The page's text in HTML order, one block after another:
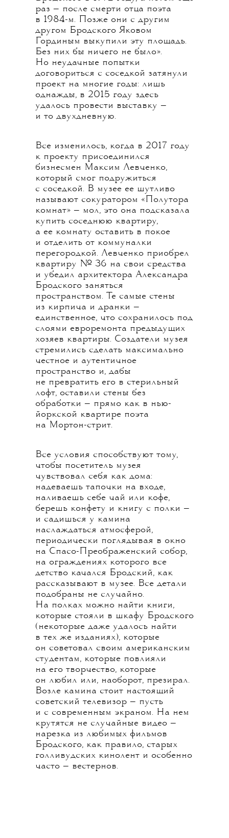
раз — после смерти отца поэта
в 1984-м. Позже они с другим
другом Бродского Яковом
Гординым выкупили эту площадь.
Без них бы ничего не было».
Но неудачные попытки
договориться с соседкой затянули
проект на многие годы: лишь
однажды, в 2015 году здесь
удалось провести выставку —
и то двухдневную.
Все изменилось, когда в 2017 году
к проекту присоединился
бизнесмен Максим Левченко,
который смог подружиться
с соседкой. В музее ее шутливо
называют сокуратором «Полутора
комнат» — мол, это она подсказала
купить соседнюю квартиру,
а ее комнату оставить в покое
и отделить от коммуналки
перегородкой. Левченко приобрел
квартиру № 36 на свои средства
и убедил архитектора Александра
Бродского заняться
пространством. Те самые стены
из кирпича и дранки —
единственное, что сохранилось под
слоями евроремонта предыдущих
хозяев квартиры. Создатели музея
стремились сделать максимально
честное и аутентичное
пространство и, дабы
не превратить его в стерильный
лофт, оставили стены без
обработки — прямо как в нью-
йоркской квартире поэта
на Мортон-стрит.
Все условия способствуют тому,
чтобы посетитель музея
чувствовал себя как дома:
надеваешь тапочки на входе,
наливаешь себе чай или кофе,
берешь конфету и книгу с полки —
и садишься у камина
наслаждаться атмосферой,
периодически поглядывая в окно
на Спасо-Преображенский собор,
на ограждениях которого все
детство качался Бродский, как
рассказывают в музее. Все детали
подобраны не случайно.
На полках можно найти книги,
которые стояли в шкафу Бродского
(некоторые даже удалось найти
в тех же изданиях), которые
он советовал своим американским
студентам, которые повлияли
на его творчество, которые
он любил или, наоборот, презирал.
Возле камина стоит настоящий
советский телевизор — пусть
и с современным экраном. На нем
крутятся не случайные видео —
нарезка из любимых фильмов
Бродского, как правило, старых
голливудских кинолент и особенно
часто — вестернов.